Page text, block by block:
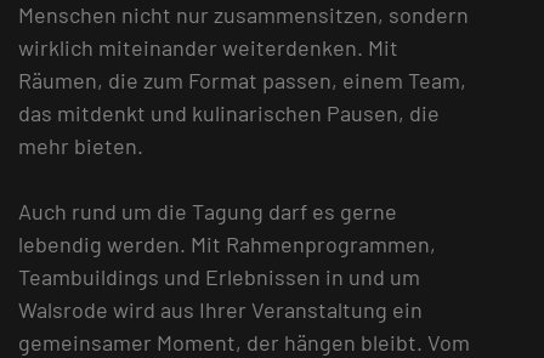
Menschen nicht nur zusammensitzen, sondern
wirklich miteinander weiterdenken. Mit
Räumen, die zum Format passen, einem Team,
das mitdenkt und kulinarischen Pausen, die
mehr bieten.
Auch rund um die Tagung darf es gerne
lebendig werden. Mit Rahmenprogrammen,
Teambuildings und Erlebnissen in und um
Walsrode wird aus Ihrer Veranstaltung ein
gemeinsamer Moment, der hängen bleibt. Vom